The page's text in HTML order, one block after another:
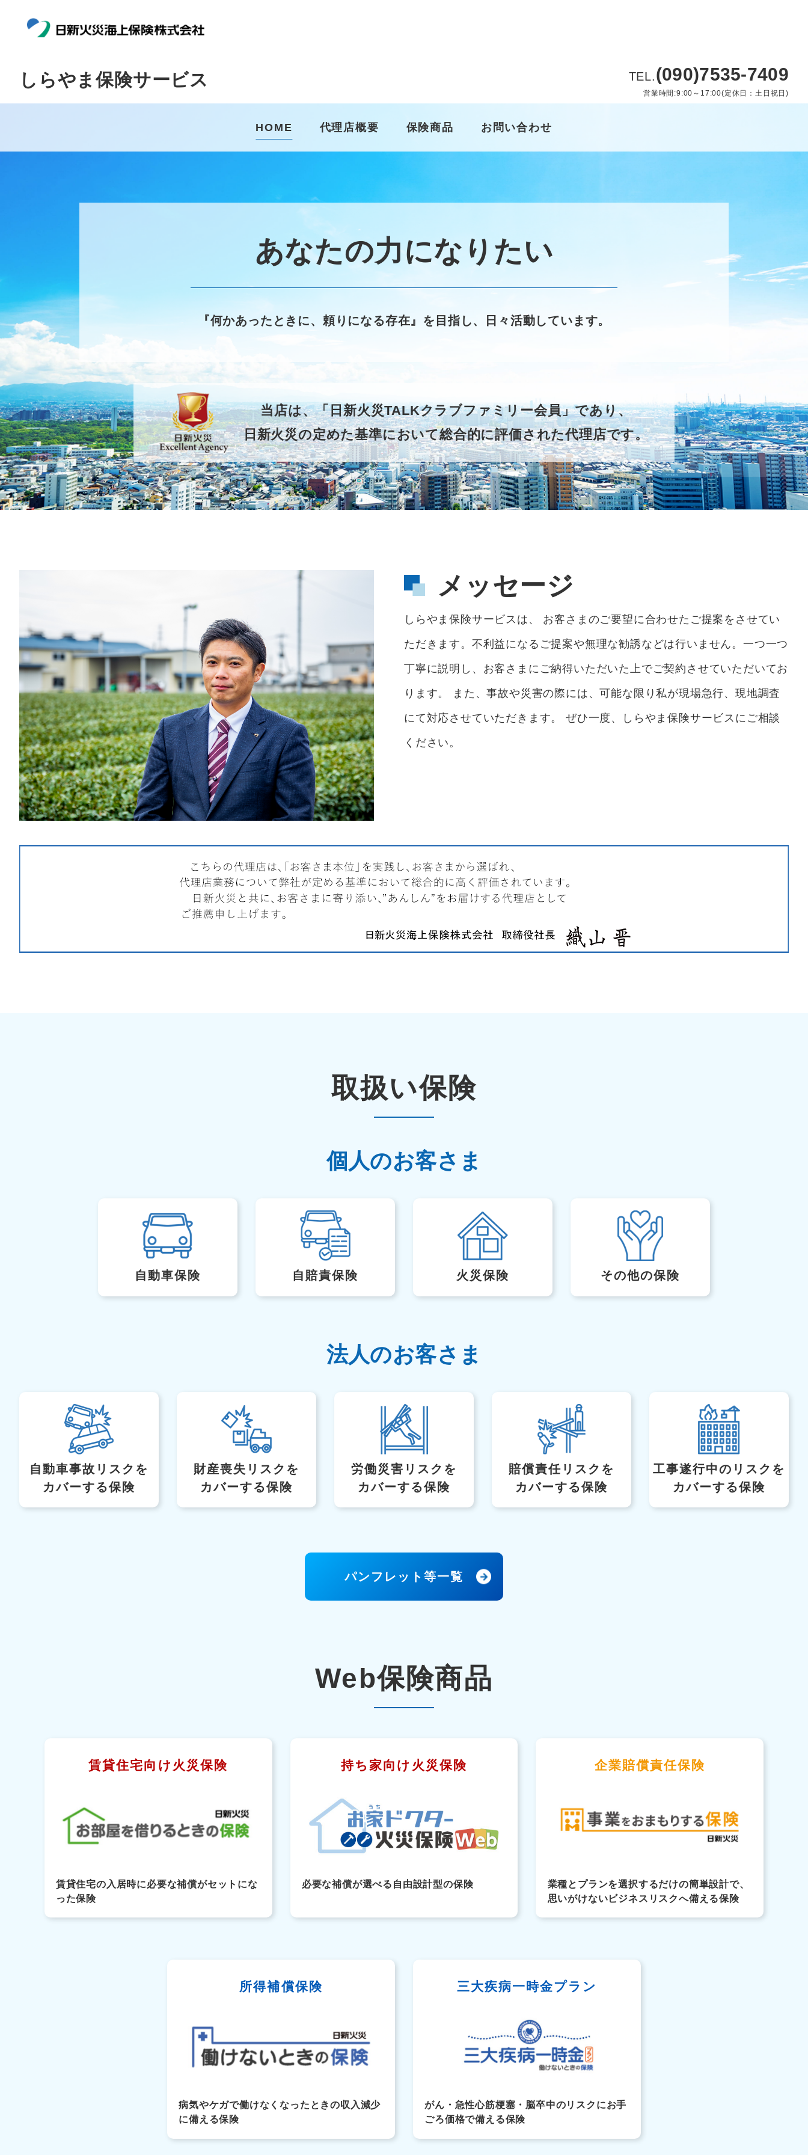
しらやま保険サービス TEL.(090)7535-7409
営業時間:9:00～17:00(定休日：土日祝日)
HOME 代理店概要 保険商品 お問い合わせ
あなたの力になりたい
『何かあったときに、頼りになる存在』を目指し、日々活動しています。
当店は、「日新火災TALKクラブファミリー会員」であり、
日新火災の定めた基準において総合的に評価された代理店です。
メッセージ
しらやま保険サービスは、 お客さまのご要望に合わせたご提案をさせてい
ただきます。不利益になるご提案や無理な勧誘などは行いません。一つ一つ
丁寧に説明し、お客さまにご納得いただいた上でご契約させていただいてお
ります。 また、事故や災害の際には、可能な限り私が現場急行、現地調査
にて対応させていただきます。 ぜひ一度、しらやま保険サービスにご相談
ください。
取扱い保険
個人のお客さま
自動車保険 自賠責保険 火災保険 その他の保険
法人のお客さま
自動車事故リスク を
カバーする保険
財産喪失リスク を
カバーする保険
労働災害リスクを
カバーする保険
賠償責任リスクを
カバーする保険
工事遂行中のリスク を
カバーする保険
パンフレット等一覧
Web保険商品
賃貸住宅向け火災保険
賃貸住宅の入居時に必要な補償がセットにな
った保険
持ち家向け火災保険
必要な補償が選べる自由設計型の保険
企業賠償責任保険
業種とプランを選択するだけの簡単設計で、
思いがけないビジネスリスクへ備える保険
所得補償保険
病気やケガで働けなくなったときの収入減少
に備える保険
三大疾病一時金プラン
がん・急性心筋梗塞・脳卒中のリスクにお手
ごろ価格で備える保険